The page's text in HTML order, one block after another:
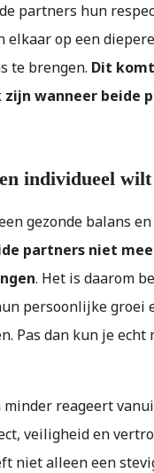
partners hun
elkaar op een
te brengen. Dit
wanneer beide
individueel
gezonde balans
partners niet
. Het is daarom
persoonlijke groei
Pas dan kun je echt
reageert
veiligheid en
niet alleen een